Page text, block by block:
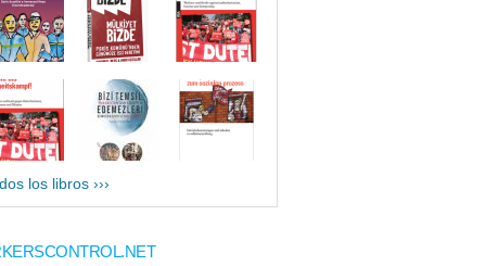
los libros ›››